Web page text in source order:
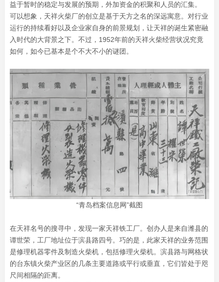
益于暂时的稳定与发展的预期，外加资金的积聚和人员的汇集。
可以想象，天祥火柴厂的创立是基于天方之名的深远寓意。对行业
运行的持续看好以及企业家自身的前景规划，让天祥的诞生紧密融
入时代的大背景之下。不过，1952年前的天祥火柴经营状况究竟
如何，如今已基本是个不大不小的谜团。
“青岛档案信息网”截图
在天祥名号的搜寻中，发现一家天祥铁工厂。创办人是来自潍县的
谭世荣，工厂地址位于滨县路四号。巧的是，此家天祥的业务范围
是修理机器零件及制造火柴机，包括修理火柴机。滨县路与网格状
的台东镇火柴产业区的几条主要道路或平行或垂直，它们皆处于咫
尺间相隔的距离。